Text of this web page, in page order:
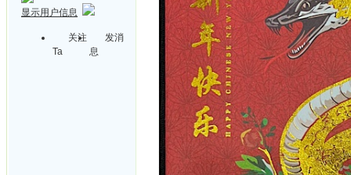
显示用户信息
关注
Ta
发消
息